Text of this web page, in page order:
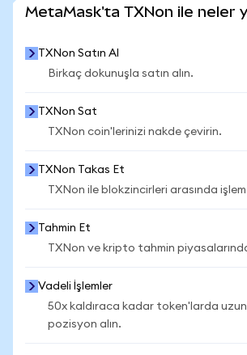
MetaMask'ta TXNon ile neler
TXNon Satın Al
Birkaç dokunuşla satın alın.
TXNon Sat
TXNon coin'lerinizi nakde çevirin.
TXNon Takas Et
TXNon ile blokzincirleri arasında işlem
Tahmin Et
TXNon ve kripto tahmin
Vadeli İşlemler
50x kaldıraca kadar token'larda uzun
pozisyon alın.